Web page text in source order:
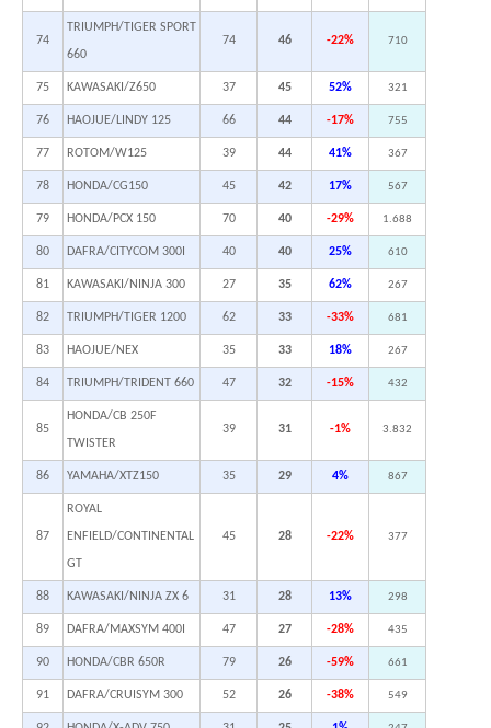
74
TRIUMPH/TIGER SPORT
660
74 46 -22% 710
75 KAWASAKI/Z650 37 45 52% 321
76 HAOJUE/LINDY 125 66 44 -17% 755
77 ROTOM/W125 39 44 41% 367
78 HONDA/CG150 45 42 17% 567
79 HONDA/PCX 150 70 40 -29% 1.688
80 DAFRA/CITYCOM 300I 40 40 25% 610
81 KAWASAKI/NINJA 300 27 35 62% 267
82 TRIUMPH/TIGER 1200 62 33 -33% 681
83 HAOJUE/NEX 35 33 18% 267
84 TRIUMPH/TRIDENT 660 47 32 -15% 432
85
HONDA/CB 250F
TWISTER
39 31 -1% 3.832
86 YAMAHA/XTZ150 35 29 4% 867
87
ROYAL
ENFIELD/CONTINENTAL
GT
45 28 -22% 377
88 KAWASAKI/NINJA ZX 6 31 28 13% 298
89 DAFRA/MAXSYM 400I 47 27 -28% 435
90 HONDA/CBR 650R 79 26 -59% 661
91 DAFRA/CRUISYM 300 52 26 -38% 549